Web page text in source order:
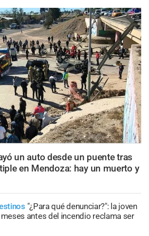
un auto desde un puente tras
en Mendoza: hay un muerto y
"¿Para qué denunciar?": la joven
antes del incendio reclama ser